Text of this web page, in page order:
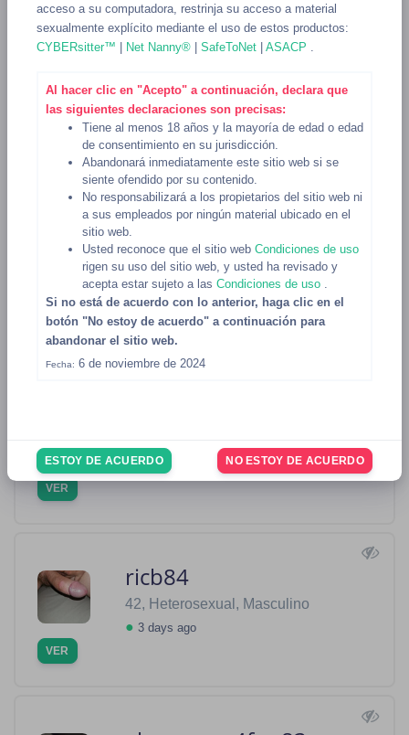
acceso a su computadora, restrinja su acceso a material
sexualmente explícito mediante el uso de estos productos:
CYBERsitter™
Net Nanny® SafeToNet ASACP
Al hacer clic en "Acepto" a continuación, declara que
las siguientes declaraciones son precisas:
Tiene al menos 18 años y la mayoría de edad o edad
de consentimiento en su jurisdicción.
Abandonará inmediatamente este sitio web si se
siente ofendido por su contenido.
No responsabilizará a los propietarios del sitio web ni
a sus empleados por ningún material ubicado en el
sitio web.
Usted reconoce que el sitio web Condiciones de uso
rigen su uso del sitio web, y usted ha revisado y
acepta estar sujeto a las Condiciones de uso
Si no está de acuerdo con lo anterior, haga clic en el
botón "No estoy de acuerdo" a continuación para
abandonar el sitio web.
Fecha: 6 de noviembre de 2024
ESTOY DE ACUERDO NO ESTOY DE ACUERDO
43, Heterosexual, Masculino
● 9 hours ago
ukbrad79
45, Heterosexual, Masculino
● 13 hours ago
VER
● 3 days ago
VER
ricb84
42, Heterosexual, Masculino
● 3 days ago
VER